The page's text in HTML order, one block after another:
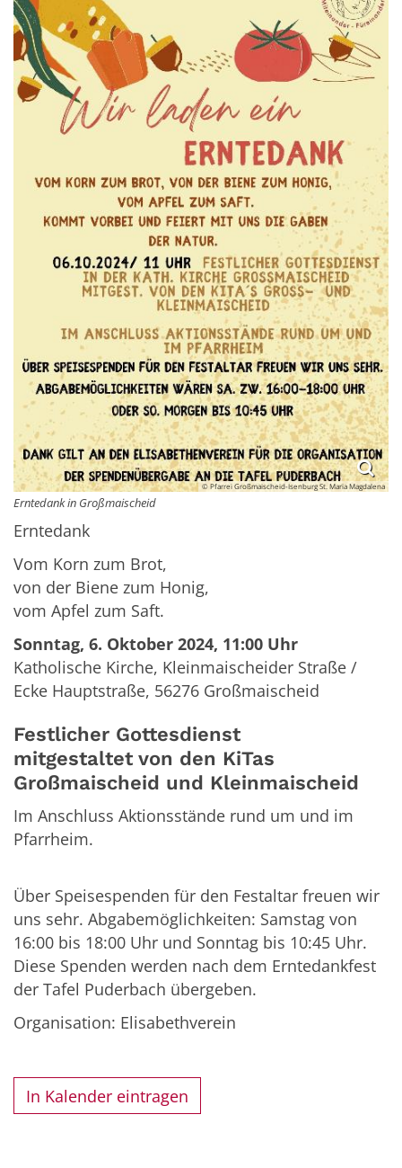
© Pfarrei Großmaischeid-Isenburg St. Maria Magdalena
Erntedank in Großmaischeid
Erntedank
Vom Korn zum Brot,
von der Biene zum Honig,
vom Apfel zum Saft.
Sonntag, 6. Oktober 2024, 11:00 Uhr
Katholische Kirche, Kleinmaischeider Straße /
Ecke Hauptstraße, 56276 Großmaischeid
Festlicher Gottesdienst
mitgestaltet von den KiTas
Großmaischeid und Kleinmaischeid
Im Anschluss Aktionsstände rund um und im
Pfarrheim.
Über Speisespenden für den Festaltar freuen wir
uns sehr. Abgabemöglichkeiten: Samstag von
16:00 bis 18:00 Uhr und Sonntag bis 10:45 Uhr.
Diese Spenden werden nach dem Erntedankfest
der Tafel Puderbach übergeben.
Organisation: Elisabethverein
In Kalender eintragen